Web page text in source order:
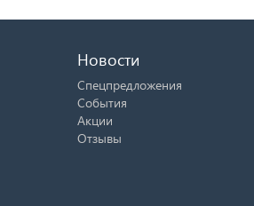
Новости
Спецпредложения
События
Акции
Отзывы